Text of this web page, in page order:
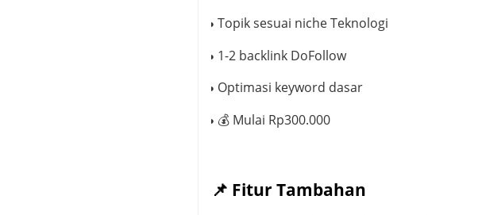
● Topik sesuai nicheTeknologi
● 1-2 backlink DoFollow
● Optimasi keyword dasar
● 💰Mulai Rp300.000
📌 Fitur Tambahan